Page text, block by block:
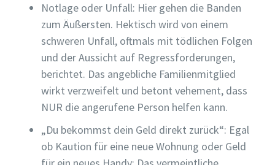
Notlage oder Unfall: Hier gehen die Banden
zum Äußersten. Hektisch wird von einem
schweren Unfall, oftmals mit tödlichen Folgen
und der Aussicht auf Regressforderungen,
berichtet. Das angebliche Familienmitglied
wirkt verzweifelt und betont vehement, dass
NUR die angerufene Person helfen kann.
„Du bekommst dein Geld direkt zurück“: Egal
ob Kaution für eine neue Wohnung oder Geld